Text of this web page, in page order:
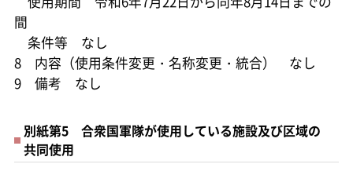
間
条件等 なし
8 内容（使用条件変更・名称変更・統合） なし
9 備考 なし
別紙第5 合衆国軍隊が使用している施設及び区域の
共同使用